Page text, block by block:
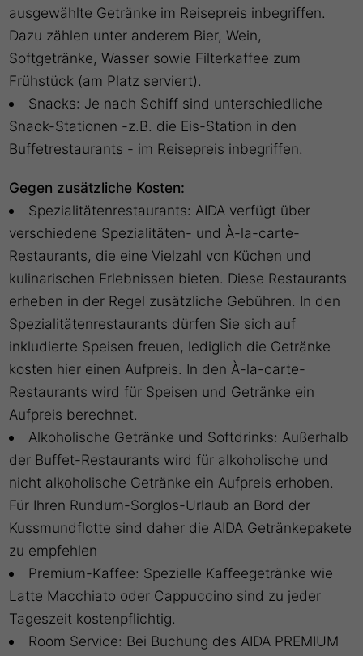
ausgewählte Getränke im Reisepreis inbegriffen.
Dazu zählen unter anderem Bier, Wein,
Softgetränke, Wasser sowie Filterkaffee zum
Frühstück (am Platz serviert).
Snacks: Je nach Schiff sind unterschiedliche
Snack-Stationen -z.B. die Eis-Station in den
Buffetrestaurants - im Reisepreis inbegriffen.
Gegen zusätzliche Kosten:
Spezialitätenrestaurants: AIDA verfügt über
verschiedene Spezialitäten- und À-la-carte-
Restaurants, die eine Vielzahl von Küchen und
kulinarischen Erlebnissen bieten. Diese Restaurants
erheben in der Regel zusätzliche Gebühren. In den
Spezialitätenrestaurants dürfen Sie sich auf
inkludierte Speisen freuen, lediglich die Getränke
kosten hier einen Aufpreis. In den À-la-carte-
Restaurants wird für Speisen und Getränke ein
Aufpreis berechnet.
Alkoholische Getränke und Softdrinks: Außerhalb
der Buffet-Restaurants wird für alkoholische und
nicht alkoholische Getränke ein Aufpreis erhoben.
Für Ihren Rundum-Sorglos-Urlaub an Bord der
Kussmundflotte sind daher die AIDA Getränkepakete
zu empfehlen
Premium-Kaffee: Spezielle Kaffeegetränke wie
Latte Macchiato oder Cappuccino sind zu jeder
Tageszeit kostenpflichtig.
Room Service: Bei Buchung des AIDA PREMIUM